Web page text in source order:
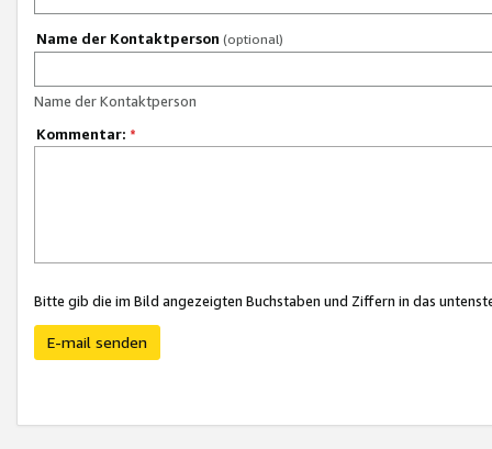
Name der Kontaktperson (optional)
Name der Kontaktperson
Kommentar: *
Bitte gib die im Bild angezeigten Buchstaben und Ziffern in das
E-mail senden